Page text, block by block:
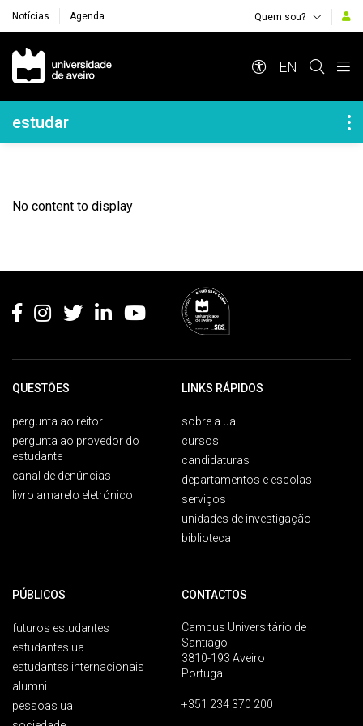
Notícias Agenda Quem sou?
Navegação Principal
EN
Navegação Lateral
estudar
No content to display
QUESTÕES
pergunta ao reitor
pergunta ao provedor do
estudante
canal de denúncias
livro amarelo eletrónico
LINKS RÁPIDOS
sobre a ua
cursos
candidaturas
departamentos e escolas
serviços
unidades de investigação
biblioteca
PÚBLICOS
futuros estudantes
estudantes ua
estudantes internacionais
alumni
pessoas ua
CONTACTOS
Campus Universitário de
Santiago
3810-193 Aveiro
Portugal
+351 234 370 200